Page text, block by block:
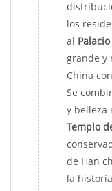
los
al
grande y
China
Se
y belleza
Templo
de Han
la